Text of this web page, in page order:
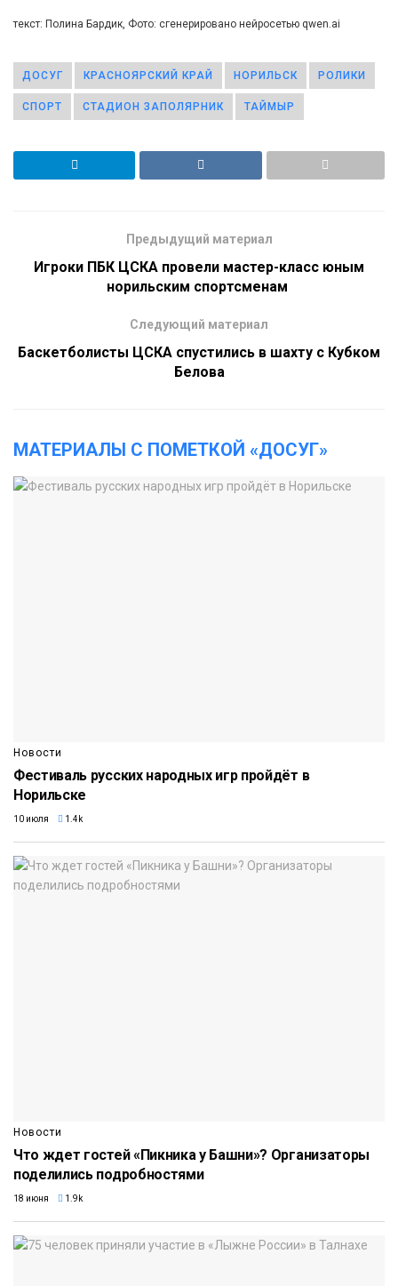
текст: Полина Бардик, Фото: сгенерировано нейросетью qwen.ai
ДОСУГ КРАСНОЯРСКИЙ КРАЙ НОРИЛЬСК РОЛИКИ
СПОРТ СТАДИОН ЗАПОЛЯРНИК ТАЙМЫР
Предыдущий материал
Игроки ПБК ЦСКА провели мастер-класс юным
норильским спортсменам
Следующий материал
Баскетболисты ЦСКА спустились в шахту с Кубком
Белова
МАТЕРИАЛЫ С ПОМЕТКОЙ «ДОСУГ»
Новости
Фестиваль русских народных игр пройдёт в
Норильске
10 июля 1.4k
Новости
Что ждет гостей «Пикника у Башни»? Организаторы
поделились подробностями
18 июня 1.9k